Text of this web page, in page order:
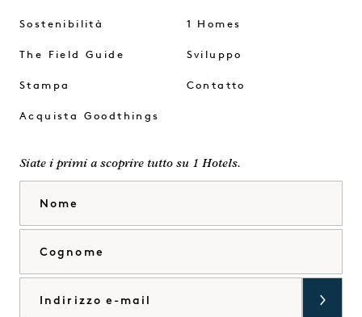
Sostenibilità
The Field Guide
Stampa
Acquista Goodthings
1 Homes
Sviluppo
Contatto
Siate i primi a scoprire tutto su 1 Hotels.